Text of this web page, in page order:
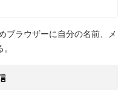
ブラウザーに自分の名前、メ